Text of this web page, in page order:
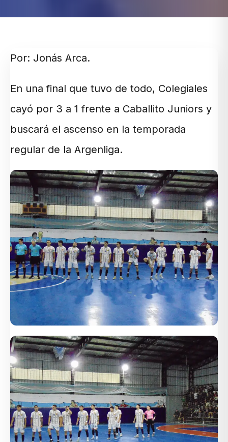
Por: Jonás Arca.
En una final que tuvo de todo, Colegiales
cayó por 3 a 1 frente a Caballito Juniors y
buscará el ascenso en la temporada
regular de la Argenliga.